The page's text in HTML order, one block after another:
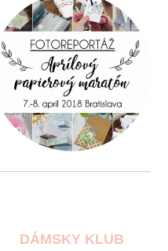
DÁMSKY KLUB